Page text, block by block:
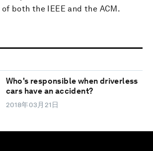
both the IEEE and the ACM.
Who's responsible when driverless
cars have an accident?
2018年03月21日